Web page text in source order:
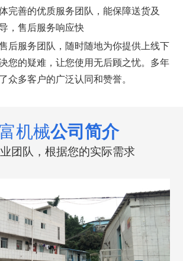
完善的优质服务团队，能保障送货及
，售后服务响应快
后服务团队，随时随地为你提供上线下
您的疑难，让您使用无后顾之忧。多年
众多客户的广泛认同和赞誉。
机械公司简介
团队，根据您的实际需求